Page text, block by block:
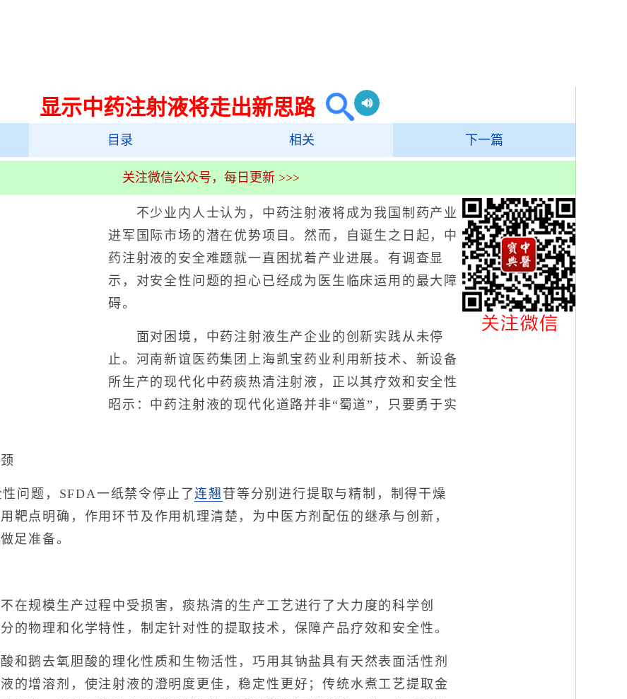
显示中药注射液将走出新思路
目录 相关 下一篇
关注微信公众号，每日更新 >>>
不少业内人士认为，中药注射液将成为我国制药产业
进军国际市场的潜在优势项目。然而，自诞生之日起，中
药注射液的安全难题就一直困扰着产业进展。有调查显
示，对安全性问题的担心已经成为医生临床运用的最大障
碍。
面对困境，中药注射液生产企业的创新实践从未停
止。河南新谊医药集团上海凯宝药业利用新技术、新设备
所生产的现代化中药痰热清注射液，正以其疗效和安全性
昭示：中药注射液的现代化道路并非“蜀道”，只要勇于实
问题，SFDA一纸禁令停止了连翘苷等分别进行提取与精制，制得干燥
靶点明确，作用环节及作用机理清楚，为中医方剂配伍的继承与创新，
足准备。
规模生产过程中受损害，痰热清的生产工艺进行了大力度的科学创
的物理和化学特性，制定针对性的提取技术，保障产品疗效和安全性。
鹅去氧胆酸的理化性质和生物活性，巧用其钠盐具有天然表面活性剂
的增溶剂，使注射液的澄明度更佳，稳定性更好；传统水煮工艺提取金